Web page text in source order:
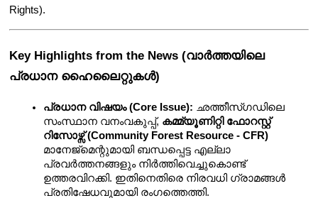
Rights).
Key Highlights from the News (വാർത്തയിലെ
പ്രധാന ഹൈലൈറ്റുകൾ)
പ്രധാന വിഷയം (Core Issue): ഛത്തീസ്ഗഡിലെ
സംസ്ഥാന വനംവകുപ്പ്, കമ്മ്യൂണിറ്റി ഫോറസ്റ്റ്
റിസോഴ്സ് (Community Forest Resource - CFR)
മാനേജ്മെന്റുമായി ബന്ധപ്പെട്ട എല്ലാ
പ്രവർത്തനങ്ങളും നിർത്തിവെച്ചുകൊണ്ട്
ഉത്തരവിറക്കി. ഇതിനെതിരെ നിരവധി ഗ്രാമങ്ങൾ
പ്രതിഷേധവുമായി രംഗത്തെത്തി.